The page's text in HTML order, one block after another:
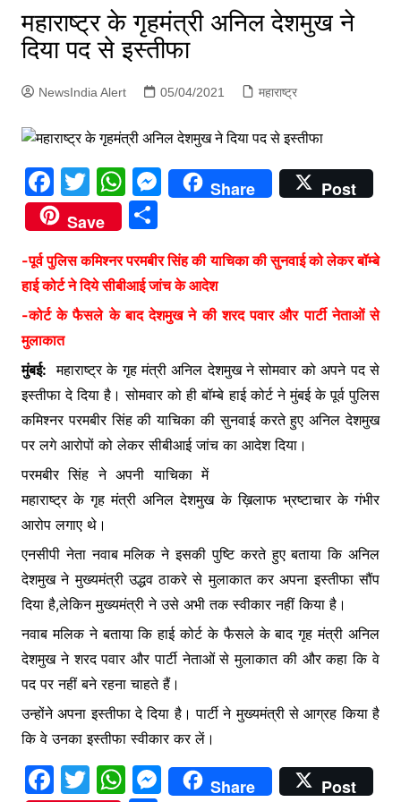
महाराष्ट्र के गृहमंत्री अनिल देशमुख ने
दिया पद से इस्तीफा
NewsIndia Alert 05/04/2021 महाराष्ट्र
F
a
c
e
b
o
o
k
T
w
itt
er
W
h
at
s
A
p
M
e
s
e
n
er
Share
Post
Save
S
ar
e
-पूर्व पुलिस कमिश्नर परमबीर सिंह की याचिका की सुनवाई को लेकर बॉम्बे
हाई कोर्ट ने दिये सीबीआई जांच के आदेश
-कोर्ट के फैसले के बाद देशमुख ने की शरद पवार और पार्टी नेताओं से
मुलाकात
मुंबई: महाराष्ट्र के गृह मंत्री अनिल देशमुख ने सोमवार को अपने पद से
इस्तीफा दे दिया है। सोमवार को ही बॉम्बे हाई कोर्ट ने मुंबई के पूर्व पुलिस
कमिश्नर परमबीर सिंह की याचिका की सुनवाई करते हुए अनिल देशमुख
पर लगे आरोपों को लेकर सीबीआई जांच का आदेश दिया।
परमबीर सिंह ने अपनी याचिका में
महाराष्ट्र के गृह मंत्री अनिल देशमुख के ख़िलाफ भ्रष्टाचार के गंभीर
आरोप लगाए थे।
एनसीपी नेता नवाब मलिक ने इसकी पुष्टि करते हुए बताया कि अनिल
देशमुख ने मुख्यमंत्री उद्धव ठाकरे से मुलाकात कर अपना इस्तीफा सौंप
दिया है,लेकिन मुख्यमंत्री ने उसे अभी तक स्वीकार नहीं किया है।
नवाब मलिक ने बताया कि हाई कोर्ट के फैसले के बाद गृह मंत्री अनिल
देशमुख ने शरद पवार और पार्टी नेताओं से मुलाकात की और कहा कि वे
पद पर नहीं बने रहना चाहते हैं।
उन्होंने अपना इस्तीफा दे दिया है। पार्टी ने मुख्यमंत्री से आग्रह किया है
कि वे उनका इस्तीफा स्वीकार कर लें।
F T W M
Share
Post